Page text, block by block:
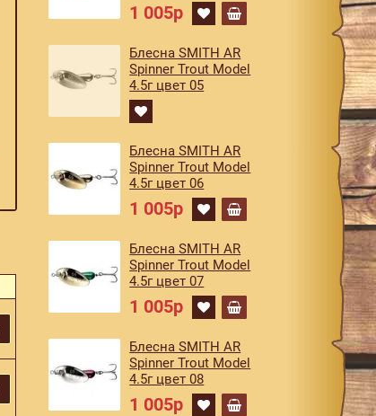
1 005р
Блесна SMITH AR
Spinner Trout Model
4.5г цвет 05
Блесна SMITH AR
Spinner Trout Model
4.5г цвет 06
1 005р
Блесна SMITH AR
Spinner Trout Model
4.5г цвет 07
1 005р
Блесна SMITH AR
Spinner Trout Model
4.5г цвет 08
1 005р